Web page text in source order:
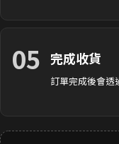
05 完成收貨
訂單完成後會透